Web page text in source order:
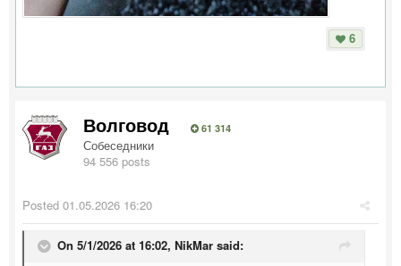
6
Волговод 61 314
Собеседники
94 556 posts
Posted 01.05.2026 16:20
On 5/1/2026 at 16:02, NikMar said: